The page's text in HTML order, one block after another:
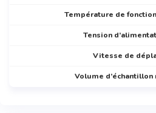
Température de
Tension
Vitesse de
Volume